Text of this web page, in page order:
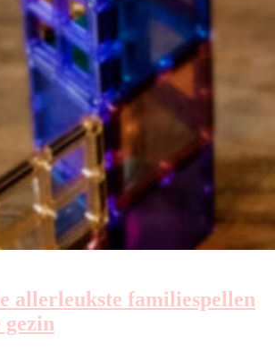
allerleukste familiespellen
gezin